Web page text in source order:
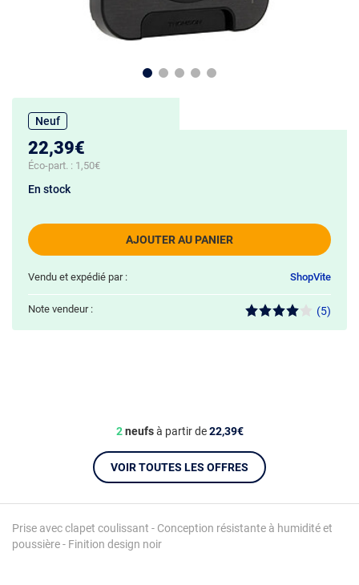
Prise avec clapet coulissant - Conception résistante à humidité et
poussière - Finition design noir
Neuf
22,39€
Éco-part. : 1,50€
AJOUTER AU PANIER
En stock
Vendu et expédié par : ShopVite
Note vendeur : (5)
2neufsà partir de22,39€
VOIR TOUTES LES OFFRES